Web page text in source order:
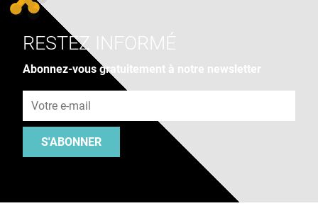
RESTEZ INFORMÉ
Abonnez-vous gratuitement à notre newsletter
S'ABONNER